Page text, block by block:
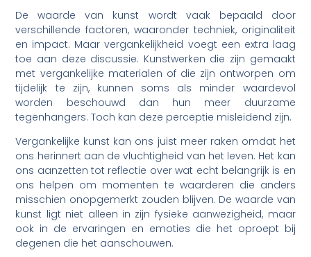
De waarde van kunst wordt vaak bepaald door
verschillende factoren, waaronder techniek, originaliteit
en impact. Maar vergankelijkheid voegt een extra laag
toe aan deze discussie. Kunstwerken die zijn gemaakt
met vergankelijke materialen of die zijn ontworpen om
tijdelijk te zijn, kunnen soms als minder waardevol
worden beschouwd dan hun meer duurzame
tegenhangers. Toch kan deze perceptie misleidend zijn.
Vergankelijke kunst kan ons juist meer raken omdat het
ons herinnert aan de vluchtigheid van het leven. Het kan
ons aanzetten tot reflectie over wat echt belangrijk is en
ons helpen om momenten te waarderen die anders
misschien onopgemerkt zouden blijven. De waarde van
kunst ligt niet alleen in zijn fysieke aanwezigheid, maar
ook in de ervaringen en emoties die het oproept bij
degenen die het aanschouwen.